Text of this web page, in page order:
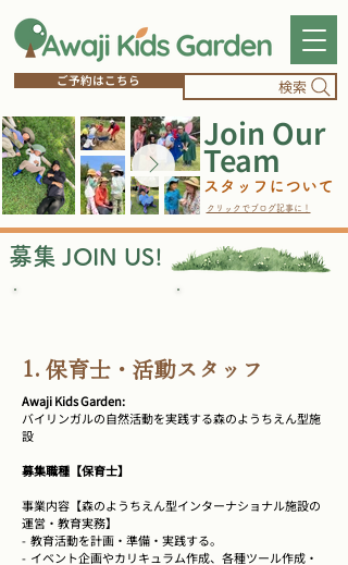
ご予約はこちら 検索
Join Our
Team
スタッフについて
クリックでブログ記事に！
募集 JOIN US!
1. 保育士・活動スタッフ
Awaji Kids Garden:
バイリンガルの自然活動を実践する森のようちえん型施
設
募集職種【保育士】
事業内容【森のようちえん型インターナショナル施設の
運営・教育実務】
- 教育活動を計画・準備・実践する。
- イベント企画やカリキュラム作成、各種ツール作成・